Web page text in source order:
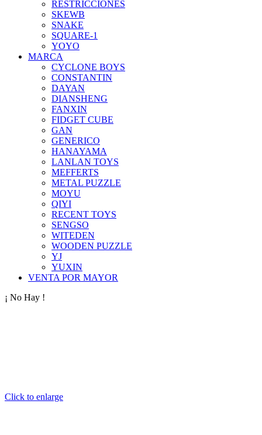
RESTRICCIONES
SKEWB
SNAKE
SQUARE-1
YOYO
MARCA
CYCLONE BOYS
CONSTANTIN
DAYAN
DIANSHENG
FANXIN
FIDGET CUBE
GAN
GENERICO
HANAYAMA
LANLAN TOYS
MEFFERTS
METAL PUZZLE
MOYU
QIYI
RECENT TOYS
SENGSO
WITEDEN
WOODEN PUZZLE
YJ
YUXIN
VENTA POR MAYOR
¡ No Hay !
Click to enlarge